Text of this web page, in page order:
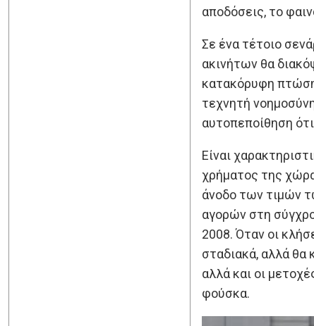
αποδόσεις, το
Σε ένα τέτοιο
ακινήτων θα
κατακόρυφη
τεχνητή
αυτοπεποίθηση
Είναι
χρήματος της
άνοδο των τιμών
αγορών στη
2008. Όταν οι
σταδιακά, αλλά θα
αλλά και οι
φούσκα.